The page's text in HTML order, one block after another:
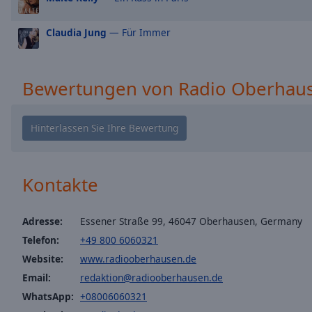
Text
Color
Opacity
Background
Caption
Area
Background
Claudia Jung — Für Immer
Bewertungen von Radio
Kontakte
Adresse:
Essener Straße 99, 46047 Oberhausen, Germany
Telefon:
+49 800 6060321
Website:
www.radiooberhausen.de
Email:
redaktion@radiooberhausen.de
WhatsApp: +08006060321